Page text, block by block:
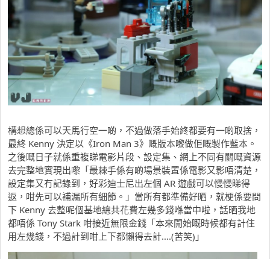
構想總係可以天馬行空一啲，不過做落手始終都要有一啲取捨，
最終 Kenny 決定以《Iron Man 3》嘅版本嚟做佢嘅製作藍本。
之後嘅日子就係重複睇電影片段、設定集、網上不同有關嘅資源
去完整地實現出嚟「最棘手係有啲場景裝置係電影又影唔清楚，
設定集又冇記錄到，好彩迪士尼出左個 AR 遊戲可以慢慢睇得
返，咁先可以補漏所有細節。」當所有都準備好晒，就梗係要問
下 Kenny 去整呢個基地總共花費左幾多錢喺當中啦，話晒我地
都唔係 Tony Stark 咁接近無限金錢「本來開始嘅時候都有計住
用左幾錢，不過計到咁上下都懶得去計….(苦笑)」